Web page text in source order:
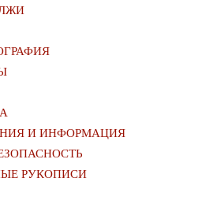
И ИНФОРМАЦИЯ
РУКОПИСИ